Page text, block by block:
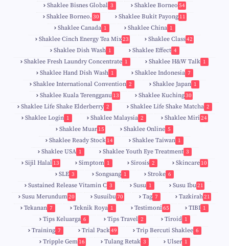
Shaklee Bisnes Global 3 Shaklee Borneo 54
Shaklee Borneo. 30 Shaklee Bukit Payong 11
Shaklee Canada 1 Shaklee China 1
Shaklee Cinch Energy Tea Mix23 Shaklee Class42
Shaklee Dish Wash 1 Shaklee Effect 4
Shaklee Fresh Laundry Concentrate 1 Shaklee H&W Talk 1
Shaklee Hand Dish Wash 1 Shaklee Indonesia 7
Shaklee International Convention 2 Shaklee Japan 1
Shaklee Kuala Terengganu 13
Shaklee Kuching30
Shaklee Life Shake Elderberry 2 Shaklee Life Shake Matcha 2
Shaklee Login 1 Shaklee Malaysia 2 Shaklee Miri 24
Shaklee Muar 15
8
Shaklee Online 5
Shaklee Ready Stock 14 Shaklee Taiwan 1
Shaklee USA 1 Shaklee Youth Eye Treatment 3
Sijil Halal 13 Simptom 1 Sirosis 2 Skincare 10
SLE 3 Songsang 1 Stroke 6
Sustained Release Vitamin C 3 Susu 1 Susu Ibu21
0
Susu Merundum20
Susuibu70 Tag 7 Tazkirah21
7
Tekanan 7 Teknik Roya 1 Testimoni 65
5
TIBI 1
Tips Keluarga 6 Tips Travel 2 Tiroid 1
Training 7 Trial Pack49 Trip Bercuti Shaklee 6
Tripple Gem 16 Tulang Retak 3 Ulser 1